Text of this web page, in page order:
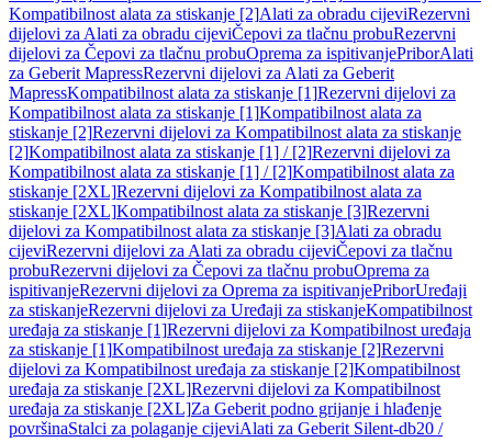
Kompatibilnost alata za stiskanje [2]Alati za obradu cijeviRezervni
dijelovi za Alati za obradu cijeviČepovi za tlačnu probuRezervni
dijelovi za Čepovi za tlačnu probuOprema za ispitivanjePriborAlati
za Geberit MapressRezervni dijelovi za Alati za Geberit
MapressKompatibilnost alata za stiskanje [1]Rezervni dijelovi za
Kompatibilnost alata za stiskanje [1]Kompatibilnost alata za
stiskanje [2]Rezervni dijelovi za Kompatibilnost alata za stiskanje
[2]Kompatibilnost alata za stiskanje [1] / [2]Rezervni dijelovi za
Kompatibilnost alata za stiskanje [1] / [2]Kompatibilnost alata za
stiskanje [2XL]Rezervni dijelovi za Kompatibilnost alata za
stiskanje [2XL]Kompatibilnost alata za stiskanje [3]Rezervni
dijelovi za Kompatibilnost alata za stiskanje [3]Alati za obradu
cijeviRezervni dijelovi za Alati za obradu cijeviČepovi za tlačnu
probuRezervni dijelovi za Čepovi za tlačnu probuOprema za
ispitivanjeRezervni dijelovi za Oprema za ispitivanjePriborUređaji
za stiskanjeRezervni dijelovi za Uređaji za stiskanjeKompatibilnost
uređaja za stiskanje [1]Rezervni dijelovi za Kompatibilnost uređaja
za stiskanje [1]Kompatibilnost uređaja za stiskanje [2]Rezervni
dijelovi za Kompatibilnost uređaja za stiskanje [2]Kompatibilnost
uređaja za stiskanje [2XL]Rezervni dijelovi za Kompatibilnost
uređaja za stiskanje [2XL]Za Geberit podno grijanje i hlađenje
površinaStalci za polaganje cijeviAlati za Geberit Silent-db20 /